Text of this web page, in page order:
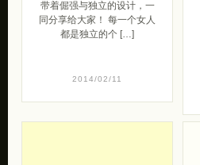
带着倔强与独立的设计，一
同分享给大家！ 每一个女人
都是独立的个 […]
2014/02/11